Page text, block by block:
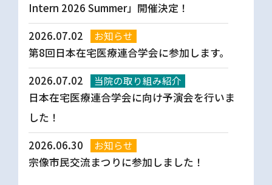
Intern 2026 Summer」開催決定！
2026.07.02
お知らせ
第8回日本在宅医療連合学会に参加します。
2026.07.02
当院の取り組み紹介
日本在宅医療連合学会に向け予演会を行いま
した！
2026.06.30
お知らせ
宗像市民交流まつりに参加しました！